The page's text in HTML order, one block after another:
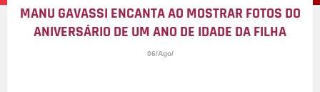
MANU GAVASSI ENCANTA AO MOSTRAR FOTOS DO
ANIVERSÁRIO DE UM ANO DE IDADE DA FILHA
06/Ago/